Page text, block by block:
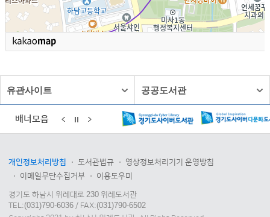
유관사이트 공공도서관
배너모음
개인정보처리방침 도서관법규
영상정보처리기기 운영방침
이메일무단수집거부
이용도우미
경기도 하남시 위례대로 230 위례도서관
TEL:(031)790-6036 / FAX:(031)790-6502